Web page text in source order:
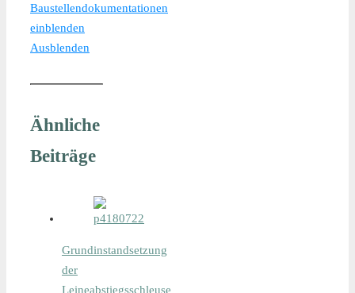
Kapitelübersicht
Grundinstandsetzung
der
Baustellendokumentationen
einblenden
Ausblenden
Ähnliche
Beiträge
Grundinstandsetzung
der
Leineabstiegsschleuse